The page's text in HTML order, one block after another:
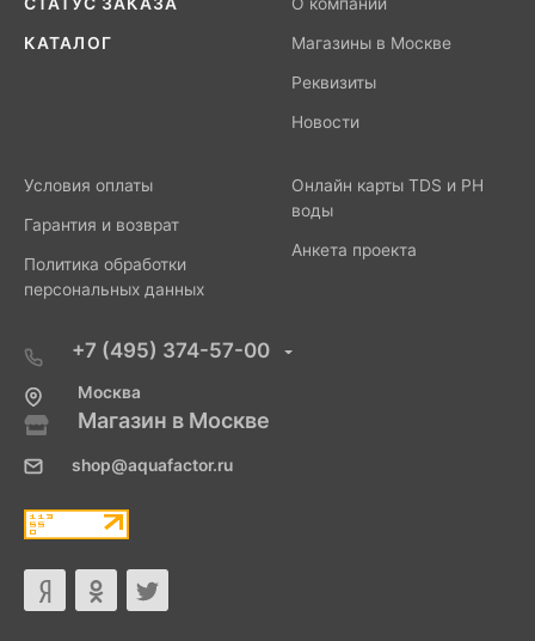
СТАТУС ЗАКАЗА
КАТАЛОГ
О компании
Магазины в Москве
Реквизиты
Новости
Условия оплаты
Гарантия и возврат
Политика обработки
персональных данных
Онлайн карты TDS и PH
воды
Анкета проекта
+7 (495) 374-57-00
Москва
Магазин в Москве
shop@aquafactor.ru